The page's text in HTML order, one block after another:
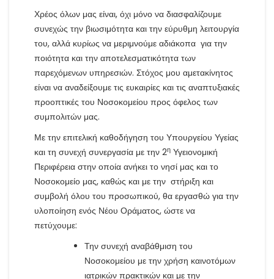
Χρέος όλων μας είναι, όχι μόνο να διασφαλίζουμε
συνεχώς την βιωσιμότητα και την εύρυθμη λειτουργία
του, αλλά κυρίως να μεριμνούμε αδιάκοπα για την
ποιότητα και την αποτελεσματικότητα των
παρεχόμενων υπηρεσιών. Στόχος μου αμετακίνητος
είναι να αναδείξουμε τις ευκαιρίες και τις αναπτυξιακές
προοπτικές του Νοσοκομείου προς όφελος των
συμπολιτών μας.
Με την επιτελική καθοδήγηση του Υπουργείου Υγείας
και τη συνεχή συνεργασία με την 2η Υγειονομική
Περιφέρεια στην οποία ανήκει το νησί μας και το
Νοσοκομείο μας, καθώς και με την στήριξη και
συμβολή όλου του προσωπικού, θα εργασθώ για την
υλοποίηση ενός Νέου Οράματος, ώστε να
πετύχουμε:
Την συνεχή αναβάθμιση του
Νοσοκομείου με την χρήση καινοτόμων
ιατρικών πρακτικών και με την